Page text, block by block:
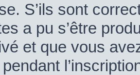
S’ils sont
a pu s’être
et que vous